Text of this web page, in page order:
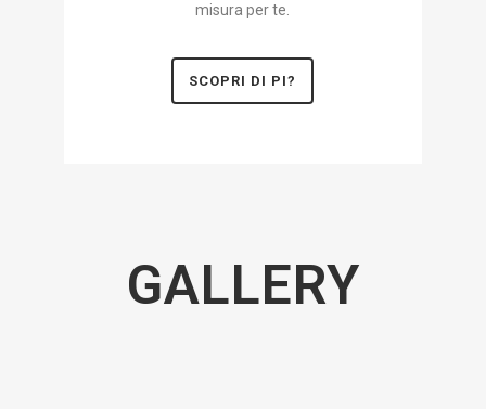
misura per te.
SCOPRI DI PI?
GALLERY